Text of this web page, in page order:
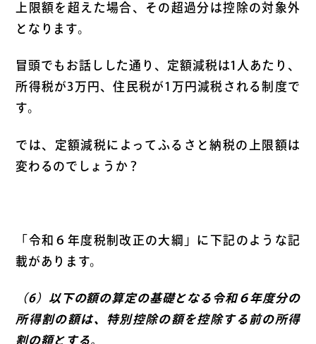
上限額を超えた場合、その超過分は控除の対象外
となります。
冒頭でもお話しした通り、定額減税は1人あたり、
所得税が3万円、住民税が1万円減税される制度で
す。
では、定額減税によってふるさと納税の上限額は
変わるのでしょうか？
「令和６年度税制改正の大綱」に下記のような記
載があります。
（6）以下の額の算定の基礎となる令和６年度分の
所得割の額は、特別控除の額を控除する前の所得
割の額とする。